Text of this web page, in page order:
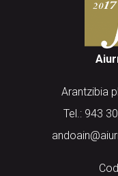
Arantzibia
Tel.: 943